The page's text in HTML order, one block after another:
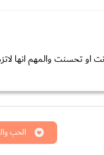
تحسنت والمهم انها
الحب